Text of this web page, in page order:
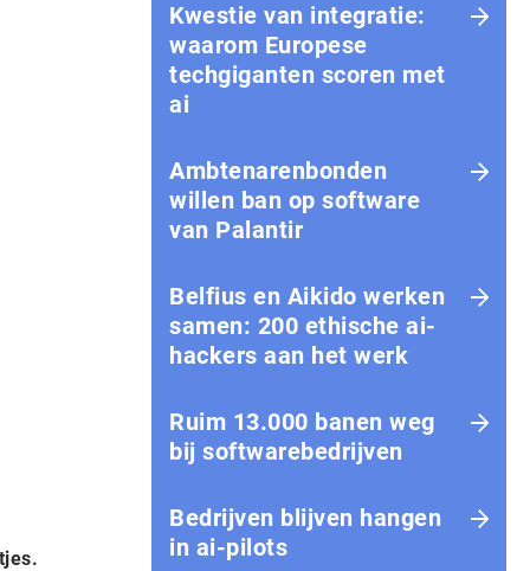
Kwestie van integratie:
waarom Europese
techgiganten scoren met
ai
Amb­te­na­ren­bon­den
willen ban op software
van Palantir
Belfius en Aikido werken
samen: 200 ethische ai-
hackers aan het werk
Ruim 13.000 banen weg
bij softwarebedrijven
Bedrijven blijven hangen
in ai-pilots